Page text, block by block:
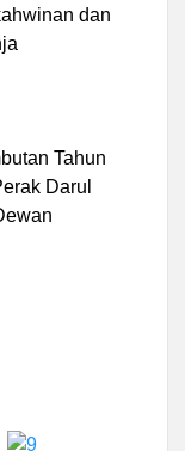
dan
Tahun
Darul